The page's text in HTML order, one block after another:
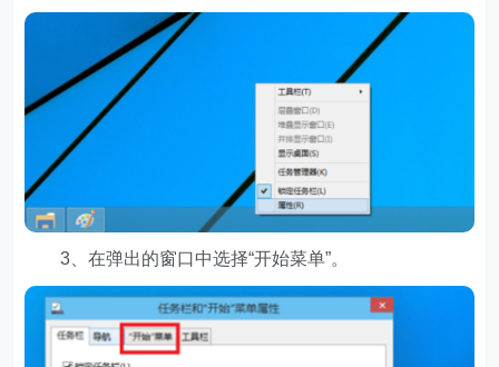
3、在弹出的窗口中选择“开始菜单”。